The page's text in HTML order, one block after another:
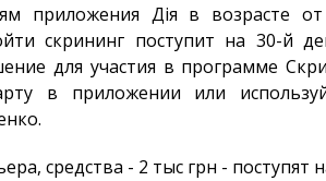
приложения Дія в возрасте
скрининг поступит на 30-й
для участия в программе
в приложении или
средства - 2 тыс грн - поступят